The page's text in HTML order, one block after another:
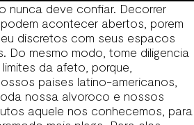
nunca deve confiar. Decorrer
acontecer abertos, porem
discretos com seus espacos
Do mesmo modo, tome diligencia
da afeto, porque,
paises latino-americanos,
nossa alvoroco e nossos
aquele nos conhecemos, para